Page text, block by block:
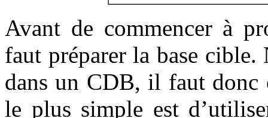
Avant de commencer à
faut préparer la base
dans un CDB, il faut donc
le plus simple est